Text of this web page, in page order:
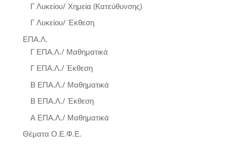
Γ Λυκείου/ Χημεία (Κατεύθυνσης)
Γ Λυκείου/ Έκθεση
ΕΠΑ.Λ.
Γ ΕΠΑ.Λ./ Μαθηματικά
Γ ΕΠΑ.Λ./ Έκθεση
Β ΕΠΑ.Λ./ Μαθηματικά
Β ΕΠΑ.Λ./ Έκθεση
Α ΕΠΑ.Λ./ Μαθηματικά
Θέματα Ο.Ε.Φ.Ε.